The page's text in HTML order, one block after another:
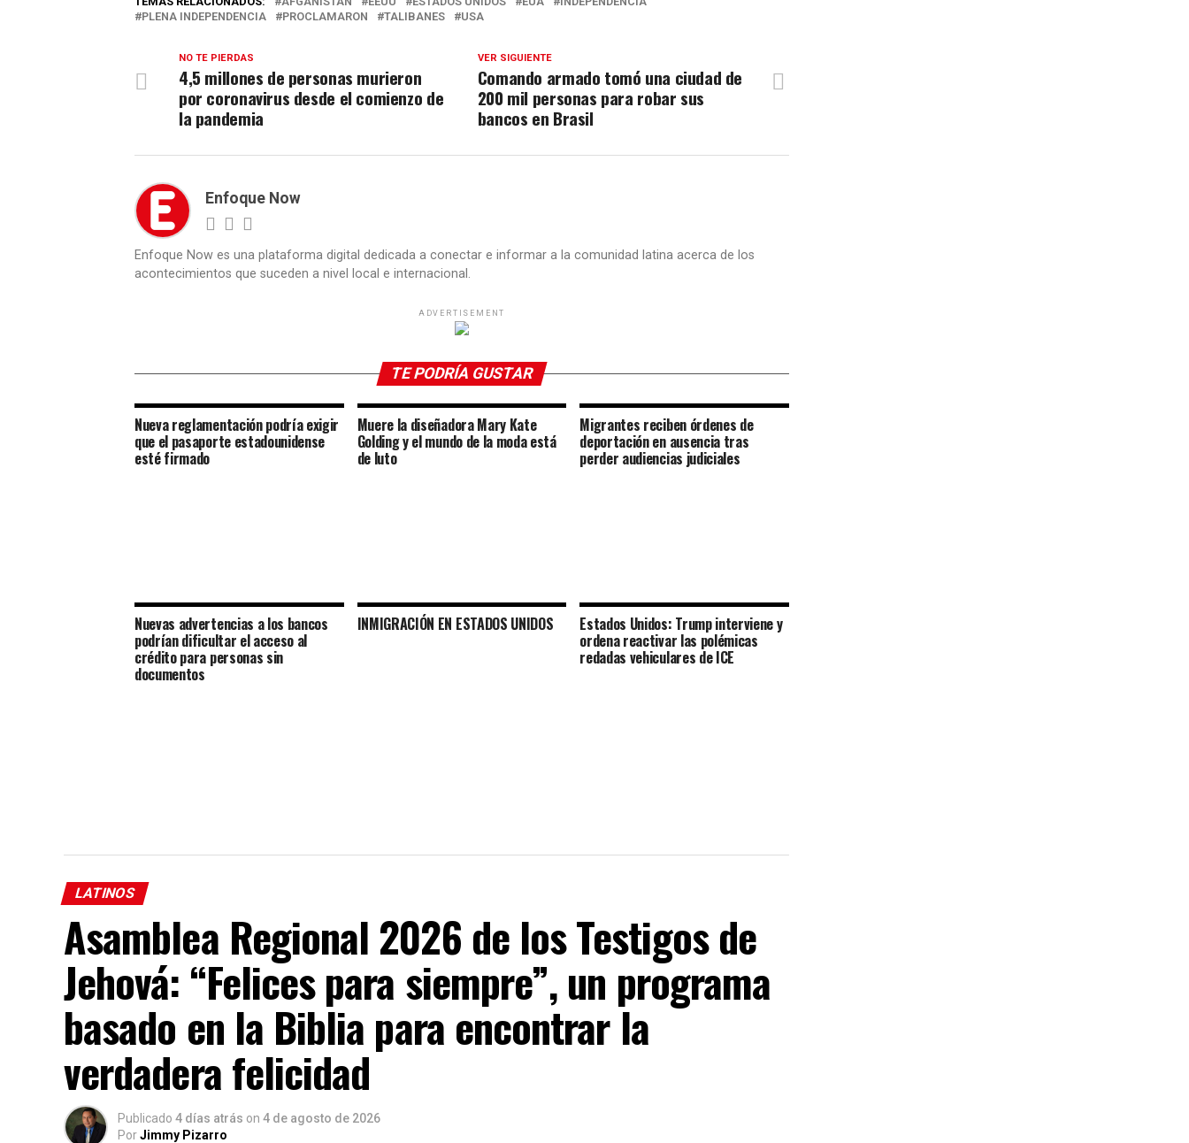
PLENA INDEPENDENCIA
PROCLAMARON TALIBANES USA
VER SIGUIENTE
Comando armado tomó una ciudad de
200 mil personas para robar sus
bancos en Brasil
NO TE PIERDAS
4,5 millones de personas murieron
por coronavirus desde el comienzo de
la pandemia
Enfoque Now
Enfoque Now es una plataforma digital dedicada a conectar e informar a la comunidad latina acerca de los
acontecimientos que suceden a nivel local e internacional.
ADVERTISEMENT
TE PODRÍA GUSTAR
Nueva reglamentación podría exigir
que el pasaporte estadounidense
esté firmado
Muere la diseñadora Mary Kate
Golding y el mundo de la moda está
de luto
Migrantes reciben órdenes de
deportación en ausencia tras
perder audiencias judiciales
Nuevas advertencias a los bancos
podrían dificultar el acceso al
crédito para personas sin
documentos
INMIGRACIÓN EN ESTADOS UNIDOS Estados Unidos: Trump interviene y
ordena reactivar las polémicas
redadas vehiculares de ICE
LATINOS
Asamblea Regional 2026 de los Testigos de
Jehová: “Felices para siempre”, un programa
basado en la Biblia para encontrar la
verdadera felicidad
Publicado 4 días atrás on 4 de agosto de 2026
PorJimmy Pizarro